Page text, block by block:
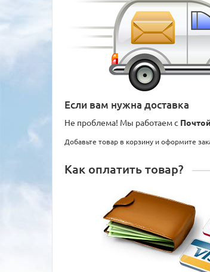
Если вам нужна доставка
Не проблема! Мы работаем с
Добавьте товар в корзину и оформите
Как оплатить товар?